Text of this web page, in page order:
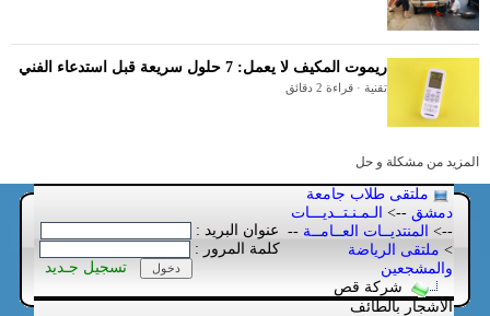
ريموت المكيف لا يعمل: 7 حلول سريعة قبل استدعاء الفني
تقنية · قراءة 2 دقائق
المزيد من مشكلة و حل
ملتقى طلاب جامعة
دمشق --> الـمـنـتــديـــات
--> المنتديــات العــامــة --
> ملتقى الرياضة
والمشجعين
شركة قص
الاشجار بالطائف
عنوان البريد :
كلمة المرور :
تسجيل جـديد